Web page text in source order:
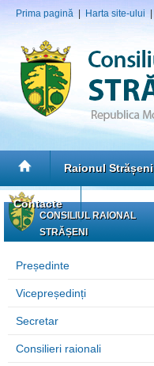
Prima pagină Harta site-ului
Raionul Strășeni
Contacte
CONSILIUL RAIONAL
STRĂȘENI
Președinte
Vicepreședinți
Secretar
Consilieri raionali